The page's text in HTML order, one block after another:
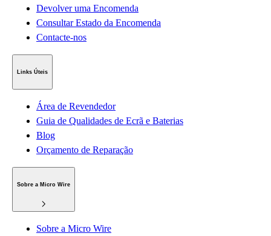
Devolver uma Encomenda
Consultar Estado da Encomenda
Contacte-nos
Links Úteis
Área de Revendedor
Guia de Qualidades de Ecrã e Baterias
Blog
Orçamento de Reparação
Sobre a Micro Wire
Sobre a Micro Wire